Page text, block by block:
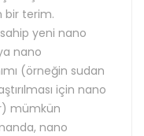
bir terim.
yeni nano
nano
(örneğin sudan
için nano
mümkün
nano